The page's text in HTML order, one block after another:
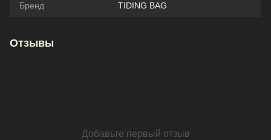
Бренд TIDING BAG
Отзывы
Добавьте первый отзыв